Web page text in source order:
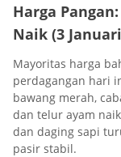
Harga
Naik (3
Mayoritas harga
perdagangan hari
bawang merah,
dan telur ayam
dan daging sapi
pasir stabil.